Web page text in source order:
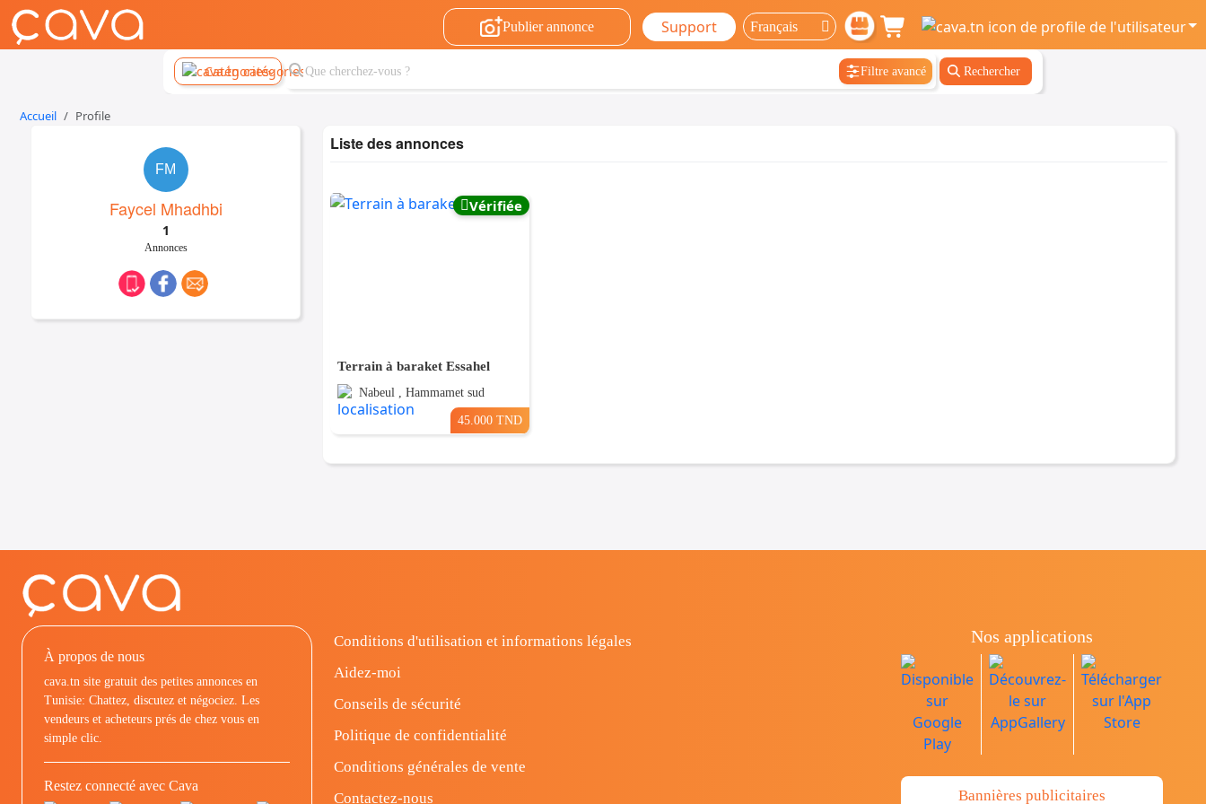
Publier annonce Support
Catégories Filtre avancé Rechercher
Accueil Profile
FM
Faycel Mhadhbi
1
Annonces
Liste des annonces
Vérifiée
Terrain à baraket Essahel
Nabeul , Hammamet sud
45.000 TND
À propos de nous
cava.tn site gratuit des petites annonces en
Tunisie: Chattez, discutez et négociez. Les
vendeurs et acheteurs prés de chez vous en
simple clic.
Restez connecté avec Cava
Conditions d'utilisation et informations légales
Aidez-moi
Conseils de sécurité
Politique de confidentialité
Conditions générales de vente
Contactez-nous
Nos applications
Bannières publicitaires